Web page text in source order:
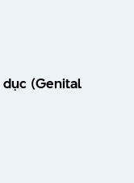
(Genital